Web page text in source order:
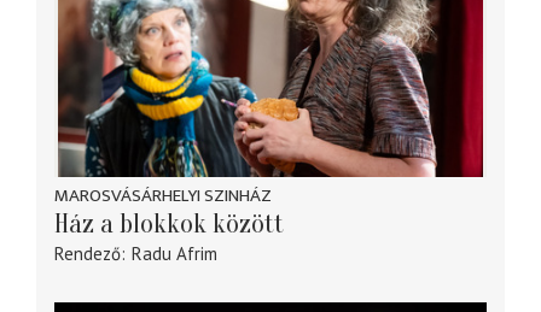
MAROSVÁSÁRHELYI SZINHÁZ
Ház a blokkok között
Rendező Radu Afrim